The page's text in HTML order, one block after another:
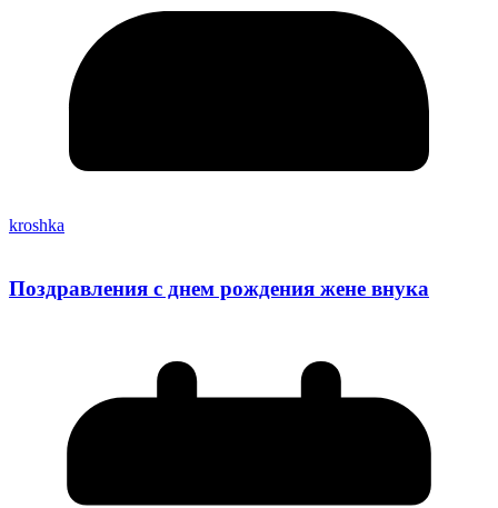
kroshka
Поздравления с днем рождения жене внука